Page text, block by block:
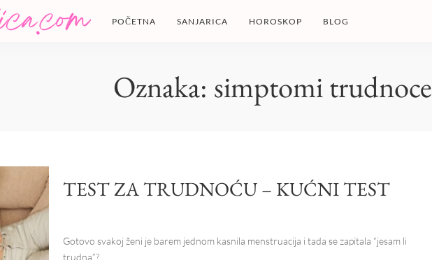
POČETNA SANJARICA HOROSKOP BLOG
Oznaka: simptomi trudnoce
TEST ZA TRUDNOĆU – KUĆNI TEST
Gotovo svakoj ženi je barem jednom kasnila menstruacija i tada se zapitala “jesam li
trudna”?